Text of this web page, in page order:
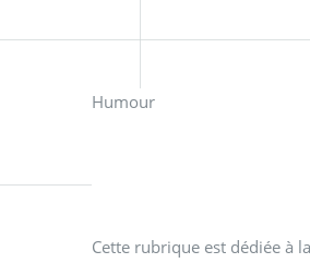
Humour
Cette rubrique est dédiée à